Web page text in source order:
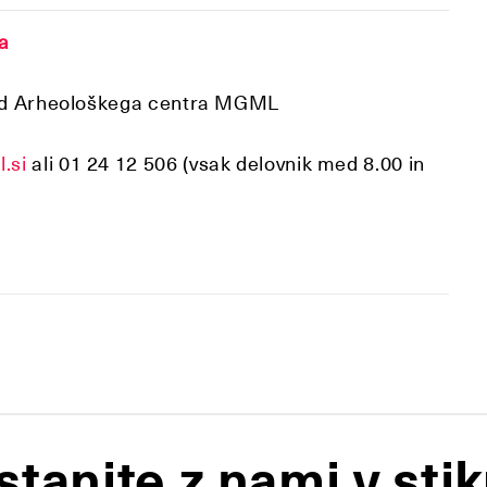
Arheološkega centra MGML
ali 01 24 12 506 (vsak delovnik med 8.00 in